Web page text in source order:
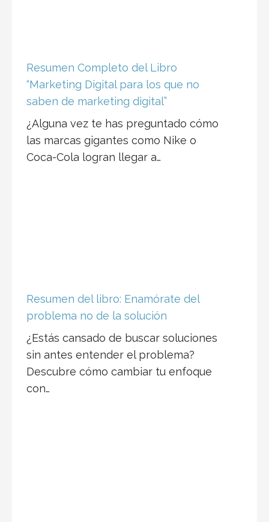
Resumen Completo del Libro
“Marketing Digital para los que no
saben de marketing digital”
¿Alguna vez te has preguntado cómo
las marcas gigantes como Nike o
Coca-Cola logran llegar a…
Resumen del libro: Enamórate del
problema no de la solución
¿Estás cansado de buscar soluciones
sin antes entender el problema?
Descubre cómo cambiar tu enfoque
con…